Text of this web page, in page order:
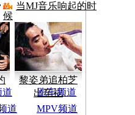
当MJ音乐响起的时
候
黎姿弟追柏芝
出车祸
道
跑车频道
道
MPV频道